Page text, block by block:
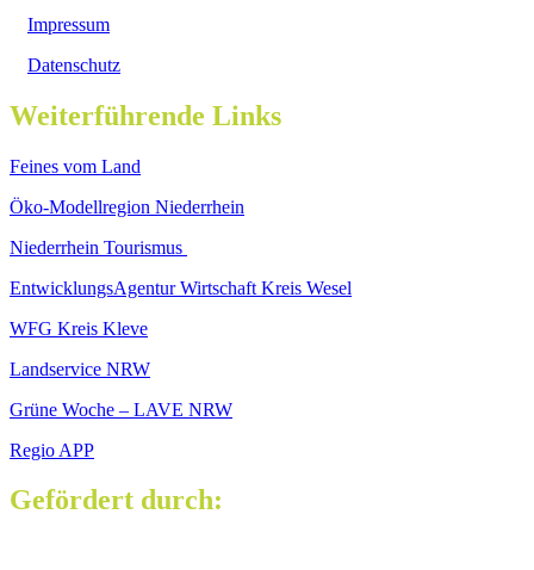
Impressum
Datenschutz
Weiterführende Links
Feines vom Land
Öko-Modellregion Niederrhein
Niederrhein Tourismus
EntwicklungsAgentur Wirtschaft Kreis Wesel
WFG Kreis Kleve
Landservice NRW
Grüne Woche – LAVE NRW
Regio APP
Gefördert durch: